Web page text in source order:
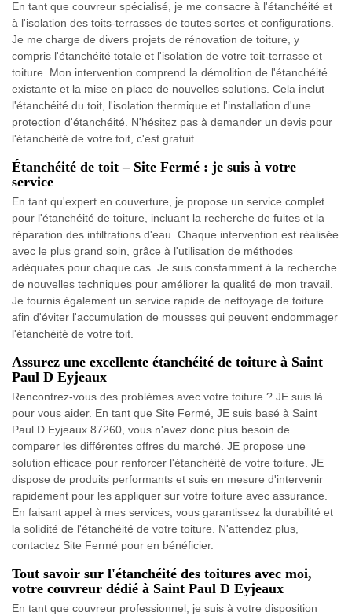
En tant que couvreur spécialisé, je me consacre à l'étanchéité et
à l'isolation des toits-terrasses de toutes sortes et configurations.
Je me charge de divers projets de rénovation de toiture, y
compris l'étanchéité totale et l'isolation de votre toit-terrasse et
toiture. Mon intervention comprend la démolition de l'étanchéité
existante et la mise en place de nouvelles solutions. Cela inclut
l'étanchéité du toit, l'isolation thermique et l'installation d'une
protection d'étanchéité. N'hésitez pas à demander un devis pour
l'étanchéité de votre toit, c'est gratuit.
Étanchéité de toit – Site Fermé : je suis à votre
service
En tant qu'expert en couverture, je propose un service complet
pour l'étanchéité de toiture, incluant la recherche de fuites et la
réparation des infiltrations d'eau. Chaque intervention est réalisée
avec le plus grand soin, grâce à l'utilisation de méthodes
adéquates pour chaque cas. Je suis constamment à la recherche
de nouvelles techniques pour améliorer la qualité de mon travail.
Je fournis également un service rapide de nettoyage de toiture
afin d'éviter l'accumulation de mousses qui peuvent endommager
l'étanchéité de votre toit.
Assurez une excellente étanchéité de toiture à Saint
Paul D Eyjeaux
Rencontrez-vous des problèmes avec votre toiture ? JE suis là
pour vous aider. En tant que Site Fermé, JE suis basé à Saint
Paul D Eyjeaux 87260, vous n'avez donc plus besoin de
comparer les différentes offres du marché. JE propose une
solution efficace pour renforcer l'étanchéité de votre toiture. JE
dispose de produits performants et suis en mesure d'intervenir
rapidement pour les appliquer sur votre toiture avec assurance.
En faisant appel à mes services, vous garantissez la durabilité et
la solidité de l'étanchéité de votre toiture. N'attendez plus,
contactez Site Fermé pour en bénéficier.
Tout savoir sur l'étanchéité des toitures avec moi,
votre couvreur dédié à Saint Paul D Eyjeaux
En tant que couvreur professionnel, je suis à votre disposition